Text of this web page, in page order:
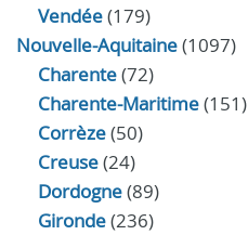
Vendée(179)
Nouvelle-Aquitaine(1097)
Charente(72)
Charente-Maritime(151)
Corrèze(50)
Creuse(24)
Dordogne(89)
Gironde(236)